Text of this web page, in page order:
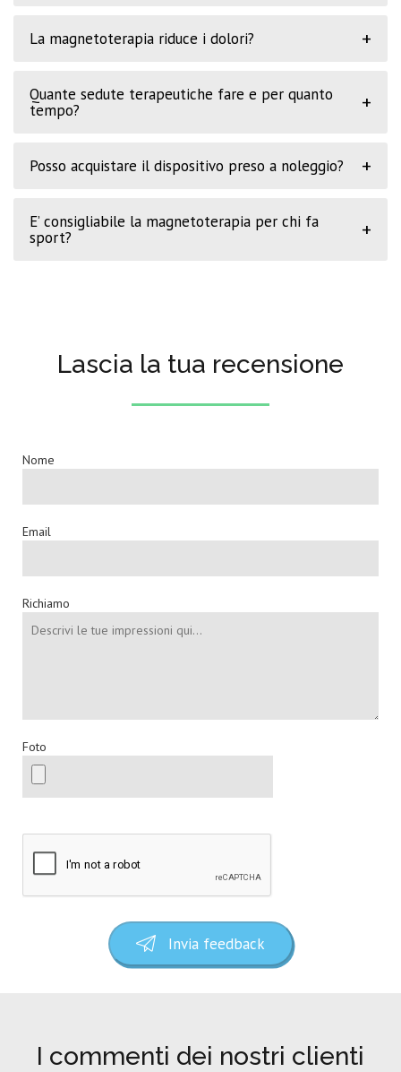
La magnetoterapia riduce i dolori? +
Quante sedute terapeutiche fare e per quanto
tempo?
+
Posso acquistare il dispositivo preso a noleggio? +
E’ consigliabile la magnetoterapia per chi fa
sport?
+
Lascia la tua recensione
Nome
Email
Richiamo
Foto
Invia feedback
I commenti dei nostri clienti